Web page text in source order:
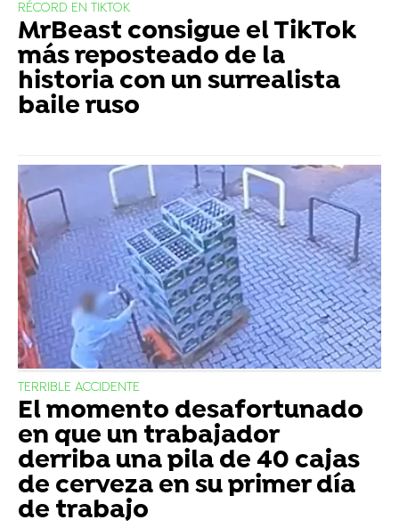
RÉCORD EN TIKTOK
MrBeast consigue el TikTok
más reposteado de la
historia con un surrealista
baile ruso
TERRIBLE ACCIDENTE
El momento desafortunado
en que un trabajador
derriba una pila de 40 cajas
de cerveza en su primer día
de trabajo